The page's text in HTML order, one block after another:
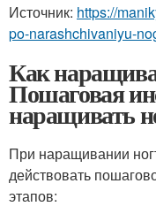
Источник: https://
po-narashchivaniyu-
Как
Пошаговая
наращивать
При наращивании
действовать
этапов: